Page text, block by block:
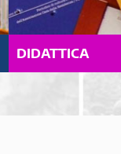
DIDATTICA